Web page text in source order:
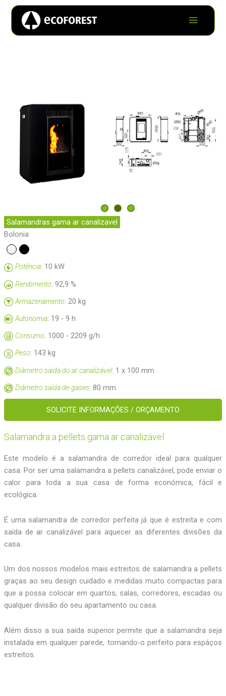
Salamandra a pellets gama ar canalizável
Este modelo é a salamandra de corredor ideal para qualquer
casa. Por ser uma salamandra a pellets canalizável, pode enviar o
calor para toda a sua casa de forma económica, fácil e
ecológica.
É uma salamandra de corredor perfeita já que é estreita e com
saída de ar canalizável para aquecer as diferentes divisões da
casa.
Um dos nossos modelos mais estreitos de salamandra a pellets
graças ao seu design cuidado e medidas muito compactas para
que a possa colocar em quartos, salas, corredores, escadas ou
qualquer divisão do seu apartamento ou casa.
Além disso a sua saída superior permite que a salamandra seja
instalada em qualquer parede, tornando-o perfeito para espáços
estreitos.
Salamandras gama ar canalizavel
Bolonia
Potência: 10 kW
Rendimento: 92,9 %
Armazenamento: 20 kg
Autonomia: 19 - 9 h
Consumo: 1000 - 2209 g/h
Peso: 143 kg
Diâmetro saída do ar canalizável: 1 x 100 mm
Diâmetro saída de gases: 80 mm
SOLICITE INFORMAÇÕES / ORÇAMENTO